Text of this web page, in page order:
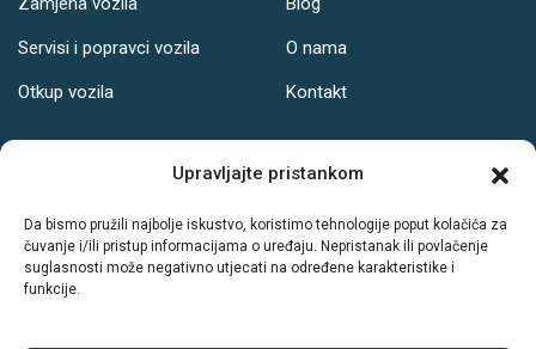
Upravljajte pristankom
Da bismo pružili najbolje iskustvo, koristimo tehnologije poput kolačića za
čuvanje i/ili pristup informacijama o uređaju. Nepristanak ili povlačenje
suglasnosti može negativno utjecati na određene karakteristike i
funkcije.
Servisi i popravci vozila
Otkup vozila
O nama
Kontakt
Radno vrijeme:
PON-PET: 08-19h